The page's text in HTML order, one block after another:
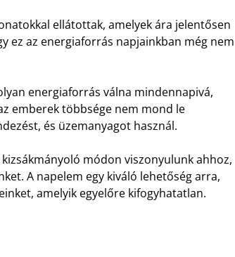
ellátottak, amelyek ára jelentősen
ez az energiaforrás napjainkban még nem
energiaforrás válna mindennapivá,
emberek többsége nem mond le
és üzemanyagot használ.
módon viszonyulunk ahhoz,
A napelem egy kiváló lehetőség arra,
amelyik egyelőre kifogyhatatlan.